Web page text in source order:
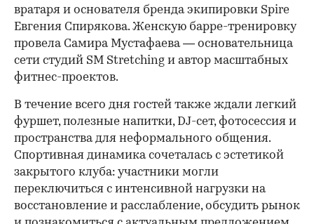
вратаря и основателя бренда экипировки Spire
Евгения Спирякова. Женскую барре-тренировку
провела Самира Мустафаева — основательница
сети студий SM Stretching и автор масштабных
фитнес-проектов.
В течение всего дня гостей также ждали легкий
фуршет, полезные напитки, DJ-сет, фотосессия и
пространства для неформального общения.
Спортивная динамика сочеталась с эстетикой
закрытого клуба: участники могли
переключиться с интенсивной нагрузки на
восстановление и расслабление, обсудить рынок